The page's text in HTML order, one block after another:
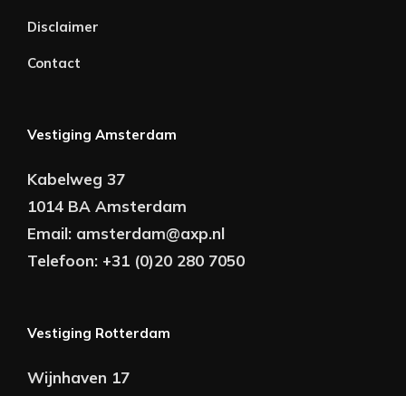
Disclaimer
Contact
Vestiging Amsterdam
Kabelweg 37
1014 BA Amsterdam
Email: amsterdam@axp.nl
Telefoon: +31 (0)20 280 7050
Vestiging Rotterdam
Wijnhaven 17